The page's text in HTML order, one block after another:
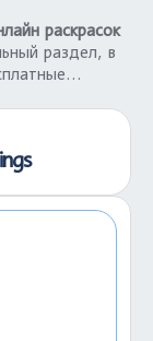
раскрасок
раздел, в
что любой
раскраски
сохранить себе
ею с другими